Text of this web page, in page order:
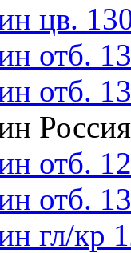
цв.
отб.
отб.
Россия
отб.
отб.
гл/кр